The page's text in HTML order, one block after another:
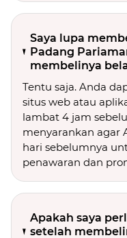
Saya lupa
Padang
membelinya
Tentu saja. Anda
situs web atau
lambat 4 jam
menyarankan agar
hari sebelumnya
penawaran dan
Apakah saya
setelah